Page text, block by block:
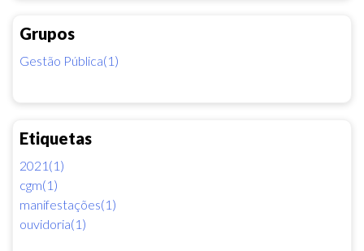
Grupos
Gestão Pública(1)
Etiquetas
2021(1)
cgm(1)
manifestações(1)
ouvidoria(1)